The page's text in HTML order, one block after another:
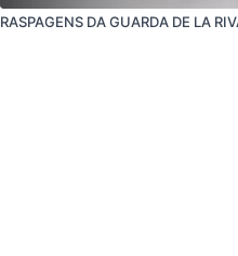
RASPAGENS DA GUARDA DE LA